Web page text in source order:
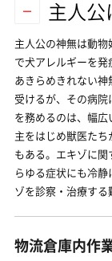
主人
主人公の神無は動
で犬アレルギーを
あきらめきれない
受けるが、その病
を務めるのは、幅
主をはじめ獣医た
もある。エキゾに
らゆる症状にも冷
ゾを診察・治療する
物流倉庫内作